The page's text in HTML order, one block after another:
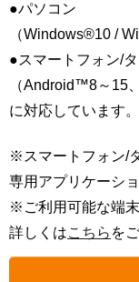
●パソコン
（Windows®10 /
●スマートフォン/
（Android™8～15
に対応しています。
※スマートフォン/
専用アプリケーシ
※ご利用可能な端
詳しくはこちら を